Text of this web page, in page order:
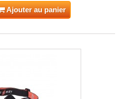
Ajouter au panier